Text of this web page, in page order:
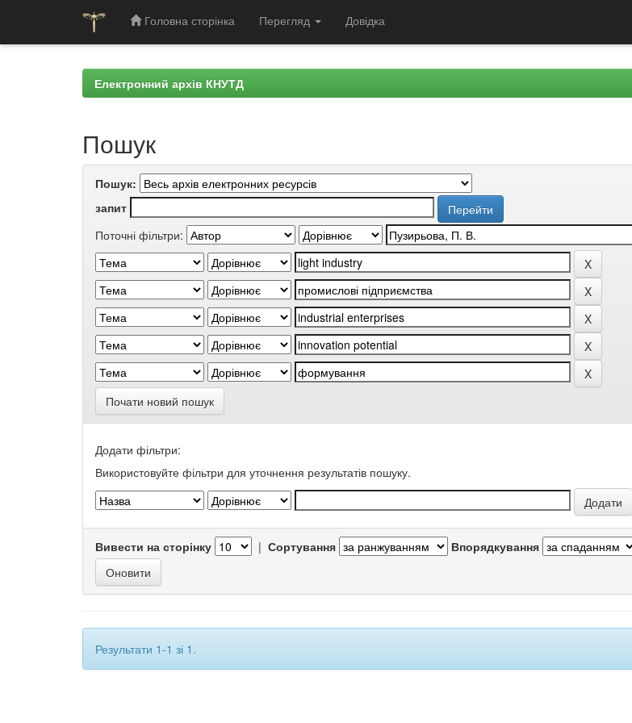
Головна сторінка Перегляд Довідка
Електронний архів КНУТД
Пошук
Пошук:
запит
Поточні фільтри:
Почати новий пошук
Додати фільтри:
Використовуйте фільтри для уточнення результатів пошуку.
Вивести на сторінку | Сортування Впорядкування
Результати 1-1 зі 1.